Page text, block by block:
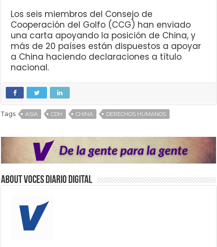
Los seis miembros del Consejo de
Cooperación del Golfo (CCG) han enviado
una carta apoyando la posición de China, y
más de 20 países están dispuestos a apoyar
a China haciendo declaraciones a título
nacional.
Tags ASIA CDH CHINA DERECHOS HUMANOS
About VOCES Diario digital